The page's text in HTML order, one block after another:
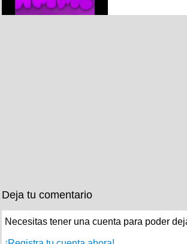
Deja tu comentario
Necesitas tener una cuenta para poder